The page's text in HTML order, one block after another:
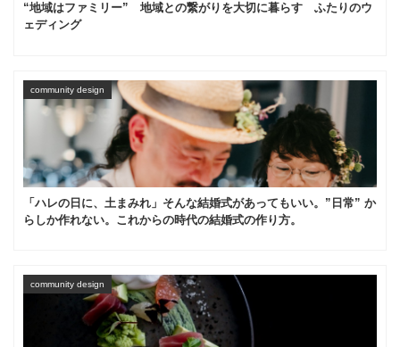
“地域はファミリー” 地域との繋がりを大切に暮らす ふたりのウ
ェディング
community design
「ハレの日に、土まみれ」そんな結婚式があってもいい。”日常” か
らしか作れない。これからの時代の結婚式の作り方。
community design